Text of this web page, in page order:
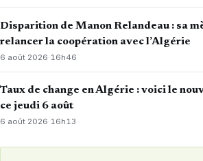
Disparition de Manon Relandeau : sa
relancer la coopération avec l’Algérie
6 août 2026· 16h46
Taux de change en Algérie : voici le
ce jeudi 6 août
6 août 2026·16h13